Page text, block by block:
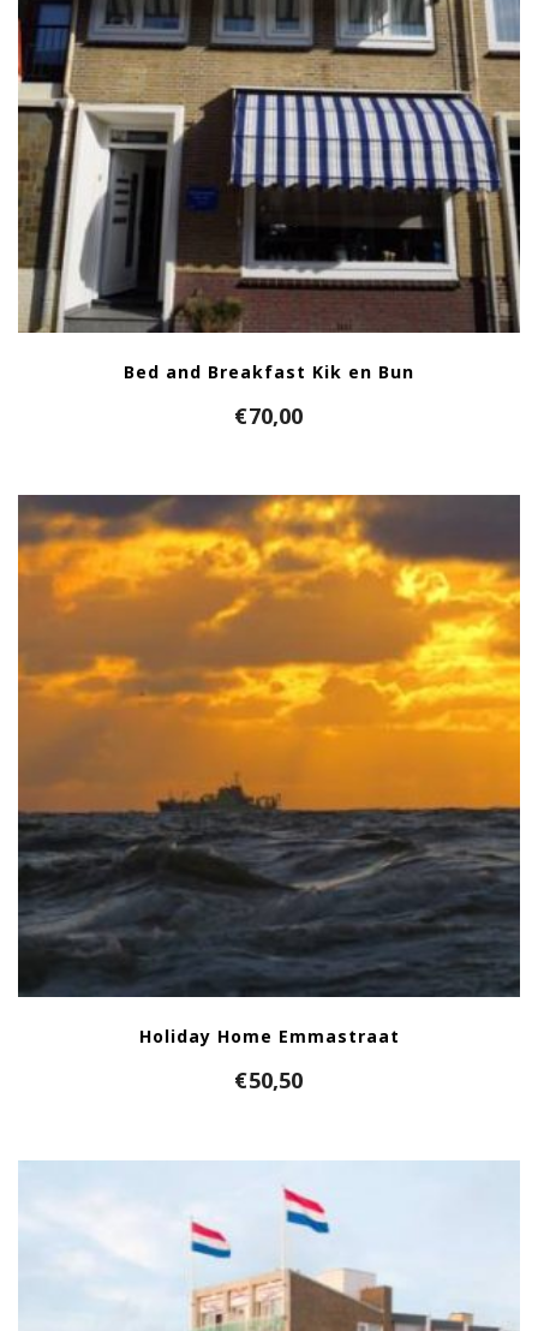
Bed and Breakfast Kik en Bun
€70,00
Holiday Home Emmastraat
€50,50